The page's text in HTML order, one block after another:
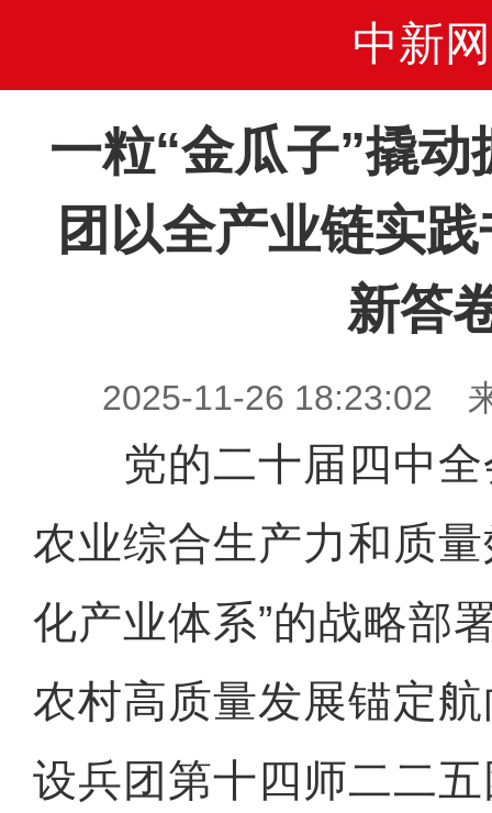
中新网
一粒“金瓜子”撬
团以全产业链实
新答
2025-11-26 18:23:02
党的二十届四中全
农业综合生产力和质量
化产业体系”的战略部
农村高质量发展锚定
设兵团第十四师二二